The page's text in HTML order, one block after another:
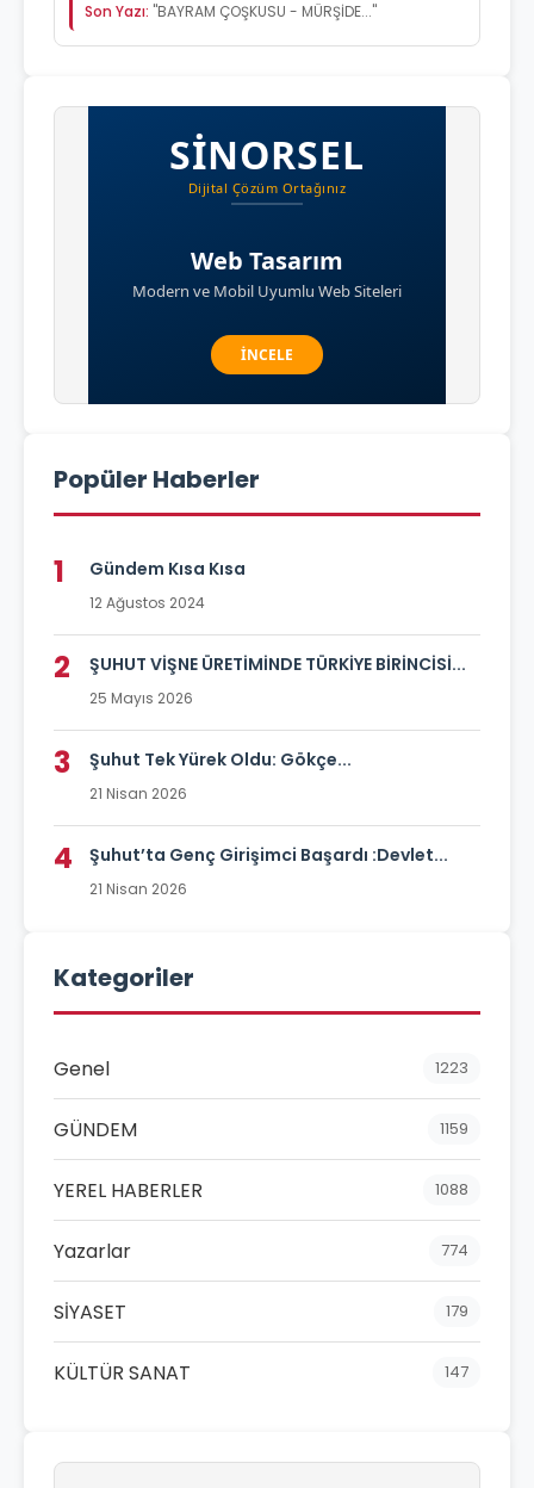
Son Yazı: "BAYRAM ÇOŞKUSU - MÜRŞİDE..."
Popüler Haberler
1 Gündem Kısa Kısa
12 Ağustos 2024
2 ŞUHUT VİŞNE ÜRETİMİNDE TÜRKİYE BİRİNCİSİ...
25 Mayıs 2026
3 Şuhut Tek Yürek Oldu: Gökçe...
21 Nisan 2026
4 Şuhut’ta Genç Girişimci Başardı :Devlet...
21 Nisan 2026
Kategoriler
Genel 1223
GÜNDEM 1159
YEREL HABERLER 1088
Yazarlar 774
SİYASET 179
KÜLTÜR SANAT 147